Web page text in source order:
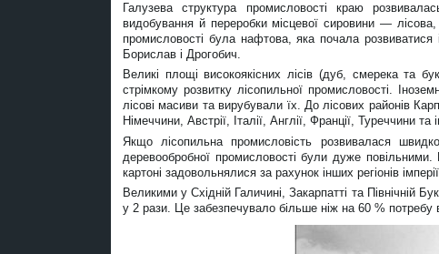
Галузева структура промисловості краю
видобування й переробки місцевої сировини —
промисловості була нафтова, яка почала
Борислав і Дрогобич.
Великі площі високоякісних лісів (дуб, смерека та
стрімкому розвитку лісопильної промисловості.
лісові масиви та вирубували їх. До лісових районів
Німеччини, Австрії, Італії, Англії, Франції, Туреччини та
Якщо лісопильна промисловість розвивалася
деревообробної промисловості були дуже
картоні задовольнялися за рахунок інших регіонів
Великими у Східній Галичині, Закарпатті та Північній
у 2 рази. Це забезпечувало більше ніж на 60 % потребу